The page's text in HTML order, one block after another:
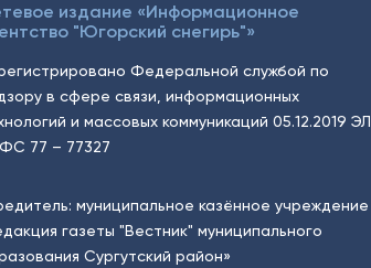
издание «Информационное
"Югорский снегирь"»
Федеральной службой по
в сфере связи, информационных
и массовых коммуникаций 05.12.2019 ЭЛ
77 – 77327
муниципальное казённое учреждение
газеты "Вестник" муниципального
Сургутский район»